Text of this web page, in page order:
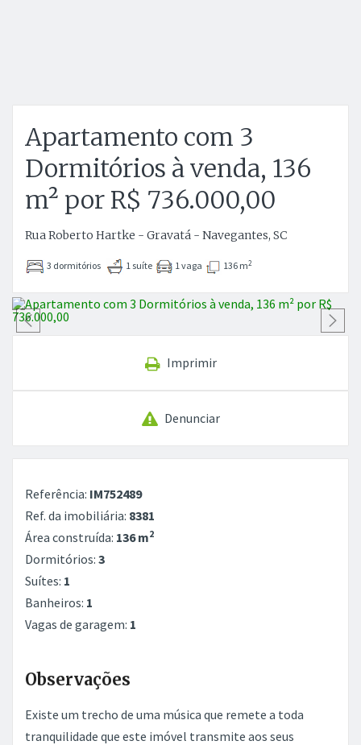
Apartamento com 3
Dormitórios à venda, 136
m² por R$ 736.000,00
Rua Roberto Hartke - Gravatá - Navegantes, SC
3 dormitórios 1 suíte 1 vaga 136 m2
Anterior
Imprimir
Denunciar
Referência: IM752489
Ref. da imobiliária: 8381
Área construída: 136 m2
Dormitórios: 3
Suítes: 1
Banheiros: 1
Vagas de garagem: 1
Observações
Existe um trecho de uma música que remete a toda
tranquilidade que este imóvel transmite aos seus